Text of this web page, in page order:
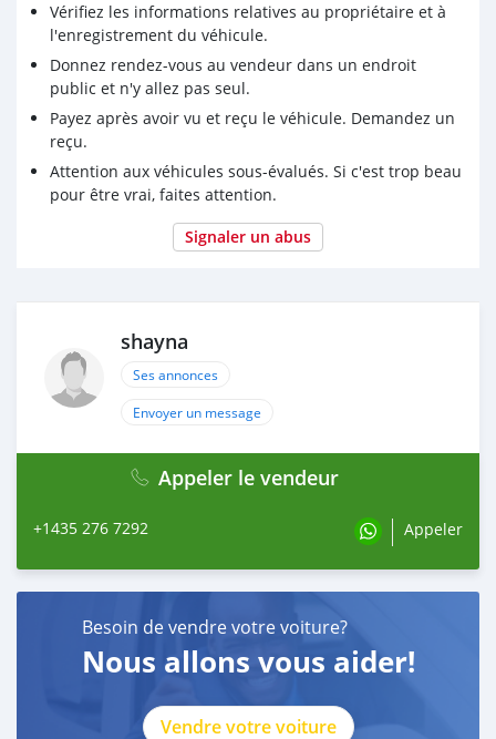
Vérifiez les informations relatives au propriétaire et à
l'enregistrement du véhicule.
Donnez rendez-vous au vendeur dans un endroit
public et n'y allez pas seul.
Payez après avoir vu et reçu le véhicule. Demandez un
reçu.
Attention aux véhicules sous-évalués. Si c'est trop beau
pour être vrai, faites attention.
Signaler un abus
shayna
Ses annonces
Envoyer un message
Appeler le vendeur
+1435 276 7292 Appeler
Besoin de vendre votre voiture?
Nous allons vous aider!
Vendre votre voiture